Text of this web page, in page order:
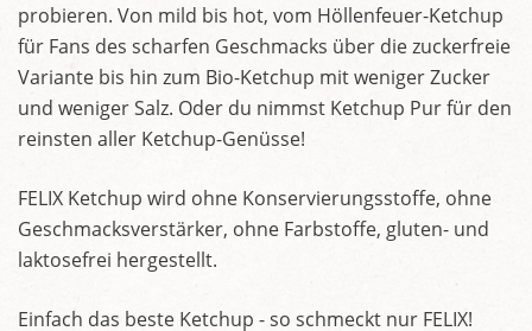
probieren. Von mild bis hot, vom Höllenfeuer-Ketchup
für Fans des scharfen Geschmacks über die zuckerfreie
Variante bis hin zum Bio-Ketchup mit weniger Zucker
und weniger Salz. Oder du nimmst Ketchup Pur für den
reinsten aller Ketchup-Genüsse!
FELIX Ketchup wird ohne Konservierungsstoffe, ohne
Geschmacksverstärker, ohne Farbstoffe, gluten- und
laktosefrei hergestellt.
Einfach das beste Ketchup - so schmeckt nur FELIX!